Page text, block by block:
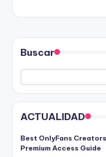
Buscar
ACTUALIDAD
Best OnlyFans
Premium Access Guide